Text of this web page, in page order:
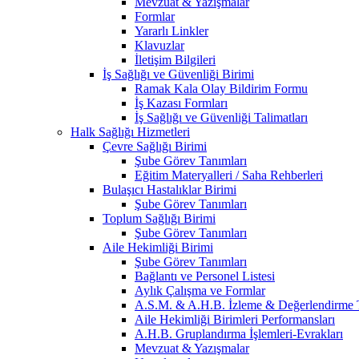
Formlar
Yararlı Linkler
Klavuzlar
İletişim Bilgileri
İş Sağlığı ve Güvenliği Birimi
Ramak Kala Olay Bildirim Formu
İş Kazası Formları
İş Sağlığı ve Güvenliği Talimatları
Halk Sağlığı Hizmetleri
Çevre Sağlığı Birimi
Şube Görev Tanımları
Eğitim Materyalleri / Saha Rehberleri
Bulaşıcı Hastalıklar Birimi
Şube Görev Tanımları
Toplum Sağlığı Birimi
Şube Görev Tanımları
Aile Hekimliği Birimi
Şube Görev Tanımları
Bağlantı ve Personel Listesi
Aylık Çalışma ve Formlar
A.S.M. & A.H.B. İzleme & Değerlendirme
Aile Hekimliği Birimleri Performansları
A.H.B. Gruplandırma İşlemleri-Evrakları
Mevzuat & Yazışmalar